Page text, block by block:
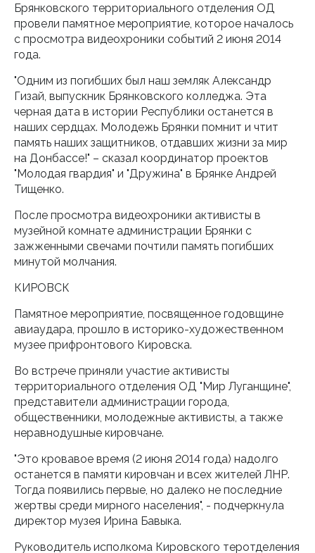
Брянковского территориального отделения ОД
провели памятное мероприятие, которое началось
с просмотра видеохроники событий 2 июня 2014
года.
"Одним из погибших был наш земляк Александр
Гизай, выпускник Брянковского колледжа. Эта
черная дата в истории Республики останется в
наших сердцах. Молодежь Брянки помнит и чтит
память наших защитников, отдавших жизни за мир
на Донбассе!" – сказал координатор проектов
"Молодая гвардия" и "Дружина" в Брянке Андрей
Тищенко.
После просмотра видеохроники активисты в
музейной комнате администрации Брянки с
зажженными свечами почтили память погибших
минутой молчания.
КИРОВСК
Памятное мероприятие, посвященное годовщине
авиаудара, прошло в историко-художественном
музее прифронтового Кировска.
Во встрече приняли участие активисты
территориального отделения ОД "Мир Луганщине",
представители администрации города,
общественники, молодежные активисты, а также
неравнодушные кировчане.
"Это кровавое время (2 июня 2014 года) надолго
останется в памяти кировчан и всех жителей ЛНР.
Тогда появились первые, но далеко не последние
жертвы среди мирного населения", - подчеркнула
директор музея Ирина Бавыка.
Руководитель исполкома Кировского теротделения